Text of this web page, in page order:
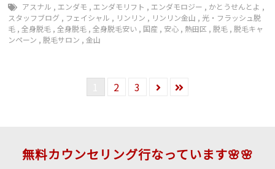
アスナル ,エンダモ ,エンダモリフト ,エンダモロジー , かとうせんとよ ,
スタッフブログ , フェイシャル , リンリン , リンリン金山 , 光・フラッシュ脱
毛 ,全身脱毛 ,全身脱毛 ,全身脱毛安い , 国産 , 安心 , 熱田区 ,脱毛 ,脱毛キャ
ンペーン ,脱毛サロン ,金山
2 3
無料カウンセリング行なっています🌸🌸